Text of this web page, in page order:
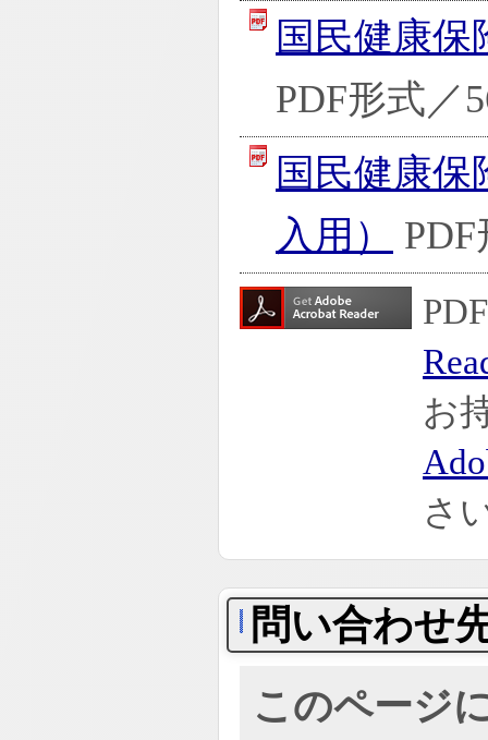
国民健康
PDF形式／
国民健康
入用）
お
さ
問い合わせ
このページ